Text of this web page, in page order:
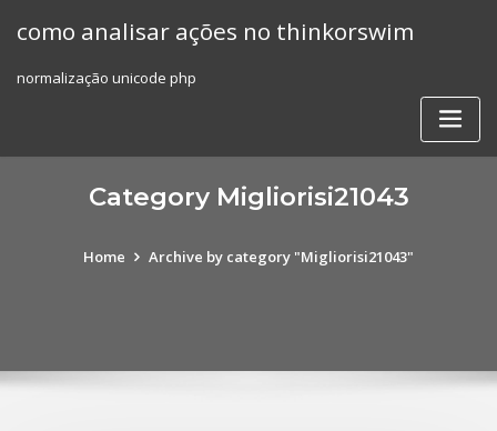
como analisar ações no thinkorswim
normalização unicode php
Category Migliorisi21043
Home Archive by category "Migliorisi21043"